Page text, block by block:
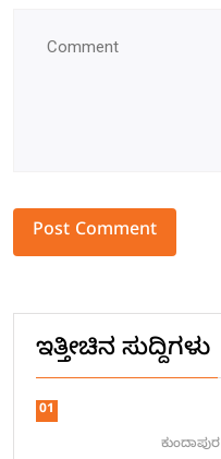
ಇತ್ತೀಚಿನ ಸುದ್ದಿಗಳು
01
ಕುಂದಾಪುರ